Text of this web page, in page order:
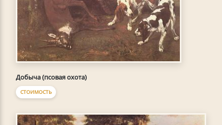
Добыча (псовая охота)
СТОИМОСТЬ